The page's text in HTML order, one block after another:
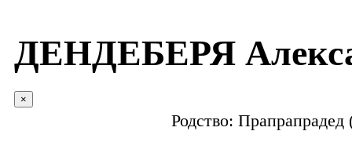
ДЕНДЕБЕРЯ
×
Родство: Прапрапрадед